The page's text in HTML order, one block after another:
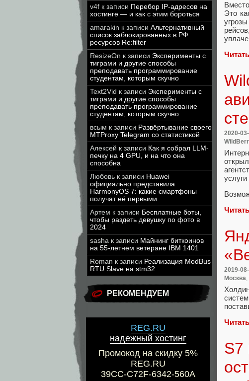
v4f к записи Перебор IP-адресов на
хостинге — и как с этим бороться
amarakin к записи Альтернативный
список заблокированных в РФ
ресурсов Re:filter
ResizeOn к записи Эксперименты с
тиграми и другие способы
преподавать программирование
студентам, которым скучно
Text2Vid к записи Эксперименты с
тиграми и другие способы
преподавать программирование
студентам, которым скучно
всым к записи Развёртывание своего
MTProxy Telegram со статистикой
Алексей к записи Как я собрал LLM-
печку на 4 GPU, и на что она
способна
Любовь к записи Huawei
официально представила
HarmonyOS 7: какие смартфоны
получат её первыми
Артем к записи Бесплатные боты,
чтобы раздеть девушку по фото в
2024
sasha к записи Майнинг биткоинов
на 55-летнем ветеране IBM 1401
Roman к записи Реализация ModBus
RTU Slave на stm32
РЕКОМЕНДУЕМ
REG.RU
надежный хостинг
Промокод на скидку 5%
REG.RU
39CC-C72F-6342-560A
Это
рейсов,
2020-
открыл
услуги
2019-
Москва,
S7